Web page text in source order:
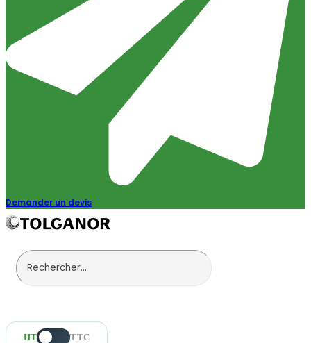
Demander un devis
HT TTC